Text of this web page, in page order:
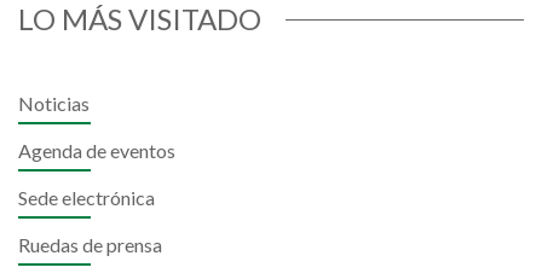
LO MÁS VISITADO
Noticias
Agenda de eventos
Sede electrónica
Ruedas de prensa